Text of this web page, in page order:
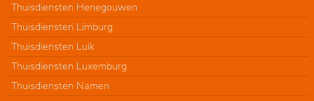
Thuisdiensten Henegouwen
Thuisdiensten Limburg
Thuisdiensten Luik
Thuisdiensten Luxemburg
Thuisdiensten Namen